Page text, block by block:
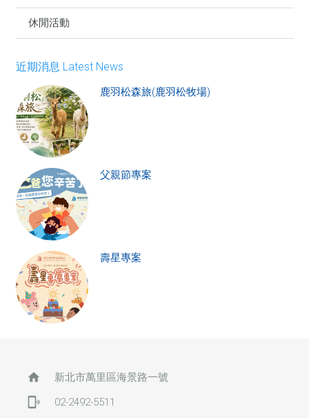
休閒活動
近期消息 Latest News
鹿羽松森旅(鹿羽松牧場)
父親節專案
壽星專案
home 新北市萬里區海景路一號
phonelink_ring 02-2492-5511